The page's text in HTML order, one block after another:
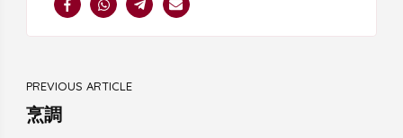
Post
Navigation
PREVIOUS ARTICLE
烹調